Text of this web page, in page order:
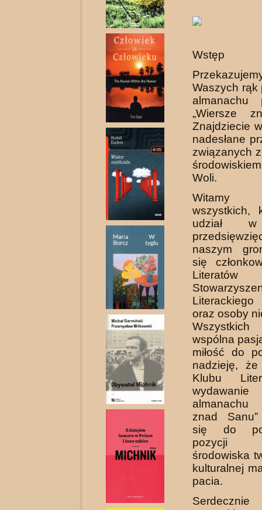
Wstęp
Waszych rąk
almanachu
„Wiersze
Znajdziecie
nadesłane
związanych
Woli.
Witamy
wszystkich,
udział
naszym
się
Literatów
oraz osoby
wspólna
miłość do
nadzieję, że
Klubu
znad
się do
pozycji
środowiska
kulturalnej
pacia.
Serdecznie